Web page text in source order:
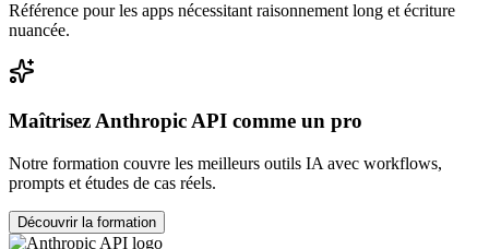
Référence pour les apps nécessitant raisonnement long et écriture
nuancée.
Maîtrisez Anthropic API comme un pro
Notre formation couvre les meilleurs outils IA avec workflows,
prompts et études de cas réels.
Découvrir la formation